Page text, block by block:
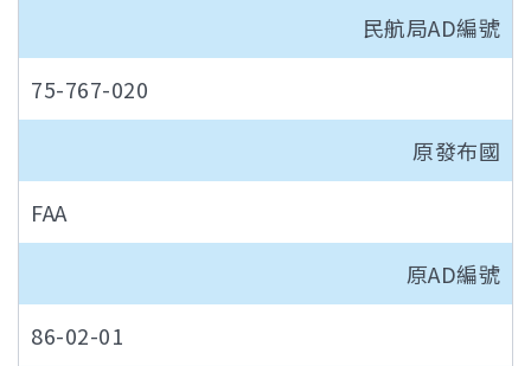
民航局AD編號
75-767-020
原發布國
FAA
原AD編號
86-02-01